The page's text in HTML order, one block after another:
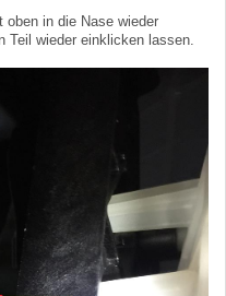
oben in die Nase wieder
Teil wieder einklicken lassen.